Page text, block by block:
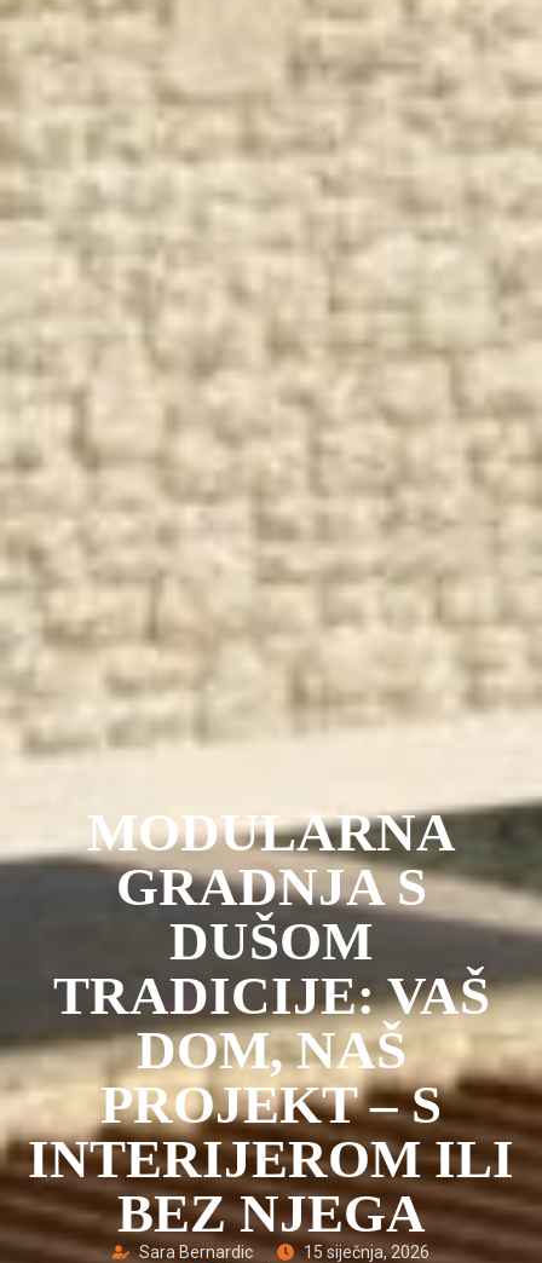
MODULARNA
GRADNJA S
DUŠOM
TRADICIJE: VAŠ
DOM, NAŠ
PROJEKT – S
INTERIJEROM ILI
BEZ NJEGA
Sara Bernardic
15 siječnja, 2026